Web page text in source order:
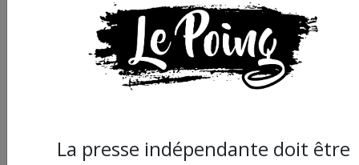
ARTICLE SUIVANT :
La presse indépendante doit être